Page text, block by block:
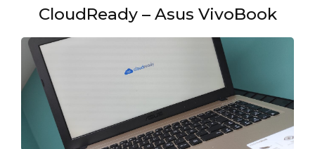
CloudReady – Asus VivoBook